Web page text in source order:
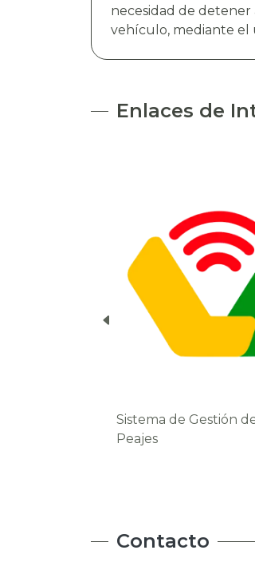
necesidad de detener
vehículo, mediante el
dispositivo electrónico
cuenta del usuario.
Enlaces de
Ministerio de Obras
Servicios y Vivienda
Contacto